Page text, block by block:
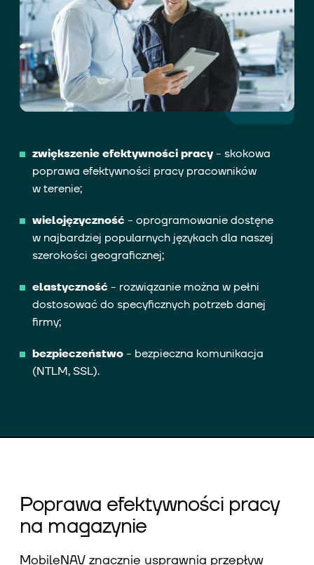
zwiększenie efektywności pracy- skokowa
poprawa efektywności pracy pracowników
w terenie;
wielojęzyczność - oprogramowanie dostęne
w najbardziej popularnych językach dla naszej
szerokości geograficznej;
elastyczność - rozwiązanie można w pełni
dostosować do specyficznych potrzeb danej
firmy;
bezpieczeństwo - bezpieczna komunikacja
(NTLM, SSL).
Poprawa efektywności pracy
na magazynie
MobileNAV znacznie usprawnia przepływ